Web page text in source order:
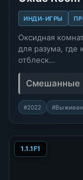
ИНДИ-ИГРЫ
Оксидная
для разума,
отблеск…
Смешанные
#2022
1.1.1F1